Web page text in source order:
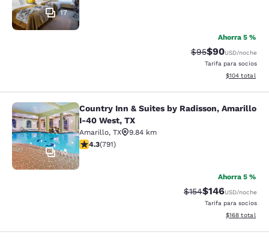
17
Ahorra 5 %
Precio tachado:
$95Precio con
$90USD/noche
Tarifa para socios
Ver detalles
$104 total
Country Inn & Suites by Radisson,
10
Country Inn & Suites by Radisson, Amarillo
I-40 West, TX
Amarillo, TX
9.84 km
calificación de 4.32 estrellas. Excelente. 791 reseñas
4.3(791)
Ahorra 5 %
Precio tachado:
$154Precio con
$146USD/noche
Tarifa para socios
Ver detalles
$168 total